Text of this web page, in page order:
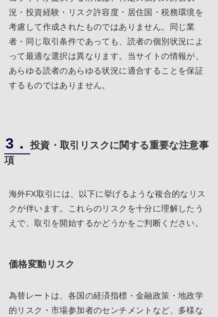
況・投資経験・リスク許容度・居住国・税務環境を
考慮して作成されたものではありません。同じ業
者・同じ取引条件であっても、読者の個別状況によ
って最適な選択は異なります。当サイトの情報が、
あらゆる読者のあらゆる状況に適合することを保証
するものではありません。
3．
投資・取引リスクに関する重要な注意事
項
海外FX取引には、以下に挙げるような複合的なリス
クが伴います。これらのリスクを十分に理解したう
えで、取引を開始するかどうかをご判断ください。
価格変動リスク
為替レートは、各国の経済指標・金融政策・地政学
的リスク・市場参加者のセンチメントなど、多様な